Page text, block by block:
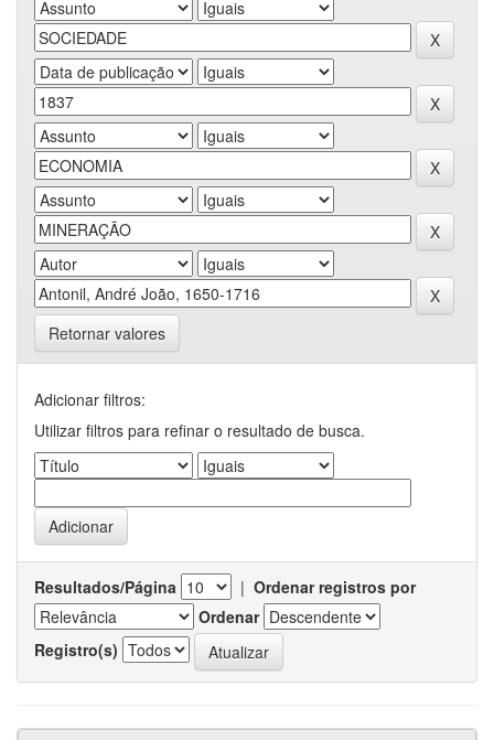
Retornar valores
Adicionar filtros:
Utilizar filtros para refinar o resultado de busca.
Resultados/Página | Ordenar registros por
Ordenar
Registro(s)